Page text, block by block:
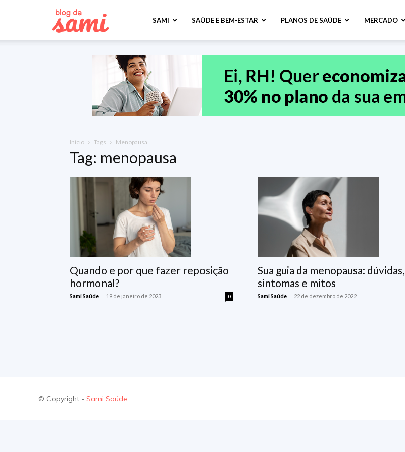
Saúde
SAMI SAÚDE E BEM-ESTAR PLANOS DE SAÚDE MERCADO
Início Tags Menopausa
Tag: menopausa
Quando e por que fazer reposição
hormonal?
Sami Saúde - 19 de janeiro de 2023 0
Sua guia da menopausa: dúvidas,
sintomas e mitos
Sami Saúde - 22 de dezembro de 2022
© Copyright - Sami Saúde